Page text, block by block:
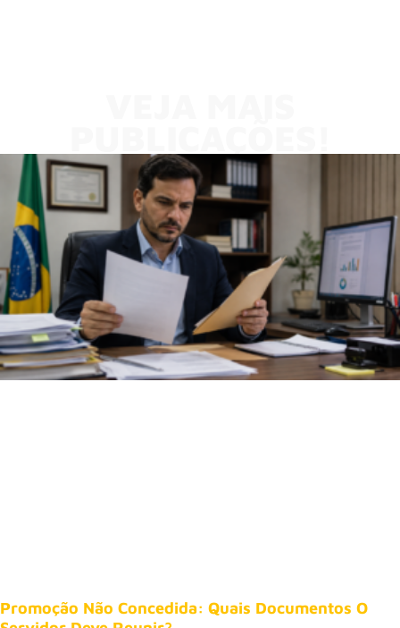
Promoção Não Concedida: Quais Documentos O